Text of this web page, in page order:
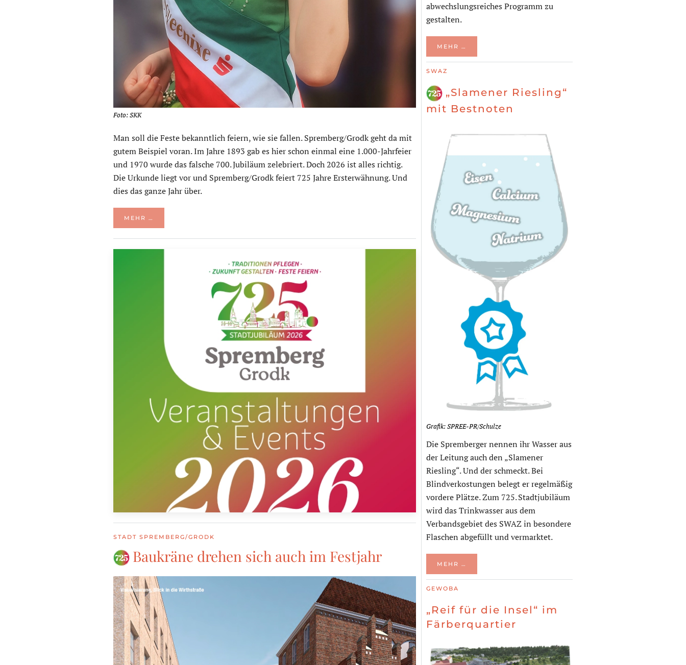
Foto: SKK
Man soll die Feste bekanntlich feiern, wie sie fallen. Spremberg/Grodk geht da mit
gutem Beispiel voran. Im Jahre 1893 gab es hier schon einmal eine 1.000-Jahrfeier
und 1970 wurde das falsche 700. Jubiläum zelebriert. Doch 2026 ist alles richtig.
Die Urkunde liegt vor und Spremberg/Grodk feiert 725 Jahre Ersterwähnung. Und
dies das ganze Jahr über.
MEHR …
STADT SPREMBERG/GRODK
Baukräne drehen sich auch im Festjahr
abwechslungsreiches Programm zu
gestalten.
MEHR …
SWAZ
„Slamener Riesling“
mit Bestnoten
Grafik: SPREE-PR/Schulze
Die Spremberger nennen ihr Wasser aus
der Leitung auch den „Slamener
Riesling“. Und der schmeckt. Bei
Blindverkostungen belegt er regelmäßig
vordere Plätze. Zum 725. Stadtjubiläum
wird das Trinkwasser aus dem
Verbandsgebiet des SWAZ in besondere
Flaschen abgefüllt und vermarktet.
MEHR …
GEWOBA
„Reif für die Insel“ im
Färberquartier